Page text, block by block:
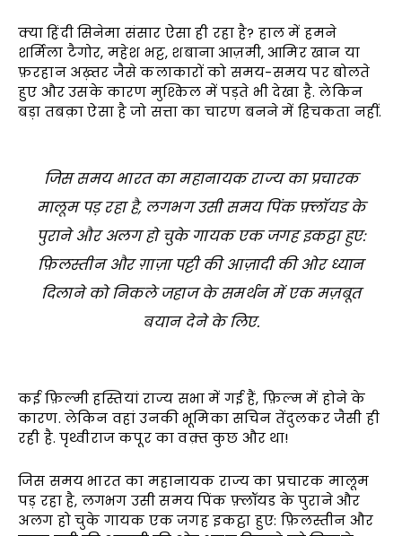
क्या हिंदी सिनेमा संसार ऐसा ही रहा है? हाल में हमने
शर्मिला टैगोर, महेश भट्ट, शबाना आज़मी, आमिर खान या
फ़रहान अख़्तर जैसे कलाकारों को समय-समय पर बोलते
हुए और उसके कारण मुश्किल में पड़ते भी देखा है. लेकिन
बड़ा तबक़ा ऐसा है जो सत्ता का चारण बनने में हिचकता नहीं.
जिस समय भारत का महानायक राज्य का प्रचारक
मालूम पड़ रहा है, लगभग उसी समय पिंक फ़्लॉयड के
पुराने और अलग हो चुके गायक एक जगह इकट्ठा हुए:
फ़िलस्तीन और ग़ाज़ा पट्टी की आज़ादी की ओर ध्यान
दिलाने को निकले जहाज के समर्थन में एक मज़बूत
बयान देने के लिए.
कई फ़िल्मी हस्तियां राज्य सभा में गई हैं, फ़िल्म में होने के
कारण. लेकिन वहां उनकी भूमिका सचिन तेंदुलकर जैसी ही
रही है. पृथ्वीराज कपूर का वक़्त कुछ और था!
जिस समय भारत का महानायक राज्य का प्रचारक मालूम
पड़ रहा है, लगभग उसी समय पिंक फ़्लॉयड के पुराने और
अलग हो चुके गायक एक जगह इकट्ठा हुए: फ़िलस्तीन और